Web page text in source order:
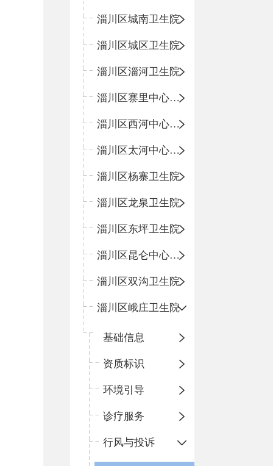
淄川区城南卫生院
淄川区城区卫生院
淄川区淄河卫生院
淄川区寨里中心卫生院
淄川区西河中心卫生院
淄川区太河中心卫生院
淄川区杨寨卫生院
淄川区龙泉卫生院
淄川区东坪卫生院
淄川区昆仑中心卫生院
淄川区双沟卫生院
淄川区峨庄卫生院
基础信息
资质标识
环境引导
诊疗服务
行风与投诉